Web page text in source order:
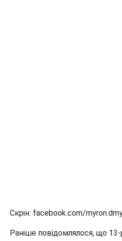
Скрін: facebook.com/
Раніше повідомлялося, що 13-